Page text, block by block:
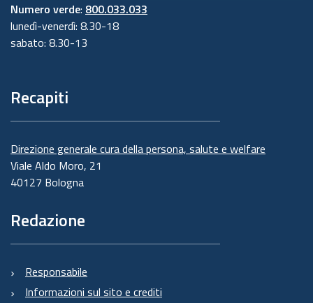
Numero verde: 800.033.033
lunedì-venerdì: 8.30-18
sabato: 8.30-13
Recapiti
Direzione generale cura della persona, salute e welfare
Viale Aldo Moro, 21
40127 Bologna
Redazione
Responsabile
Informazioni sul sito e crediti